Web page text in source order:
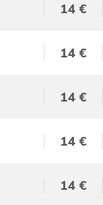
14 €
14 €
14 €
14 €
14 €